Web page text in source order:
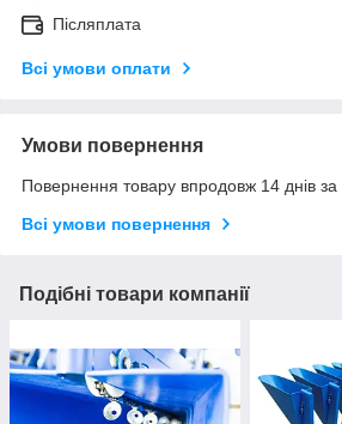
Післяплата
Всі умови оплати
Умови повернення
Повернення товару впродовж 14 днів за
Всі умови повернення
Подібні товари компанії